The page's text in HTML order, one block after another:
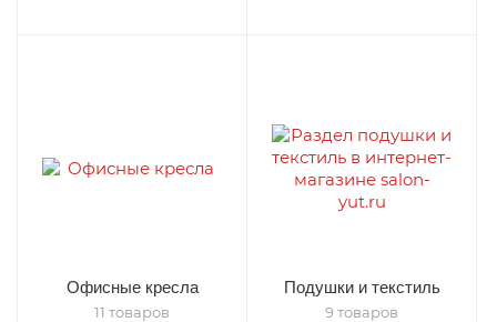
Офисные кресла
11 товаров
Подушки и текстиль
9 товаров